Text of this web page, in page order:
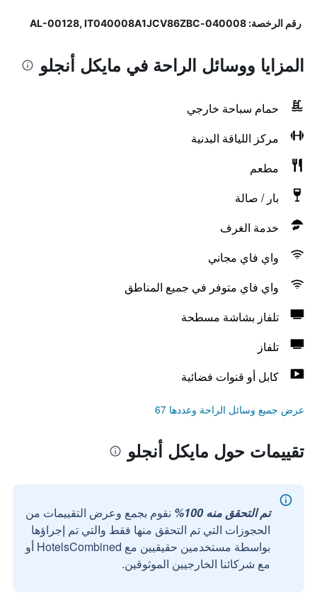
رقم الرخصة: 040008-AL-00128, IT040008A1JCV86ZBC
المزايا ووسائل الراحة في مايكل أنجلو
حمام سباحة خارجي
مركز اللياقة البدنية
مطعم
بار / صالة
خدمة الغرف
واي فاي مجاني
واي فاي متوفر في جميع المناطق
تلفاز بشاشة مسطحة
تلفاز
كابل أو قنوات فضائية
عرض جميع وسائل الراحة وعددها 67
تقييمات حول مايكل أنجلو
تم التحقق منه 100%
نقوم بجمع وعرض التقييمات من
الحجوزات التي تم التحقق منها فقط والتي تم إجراؤها
بواسطة مستخدمين حقيقيين مع HotelsCombined أو
مع شركائنا الخارجيين الموثوقين.